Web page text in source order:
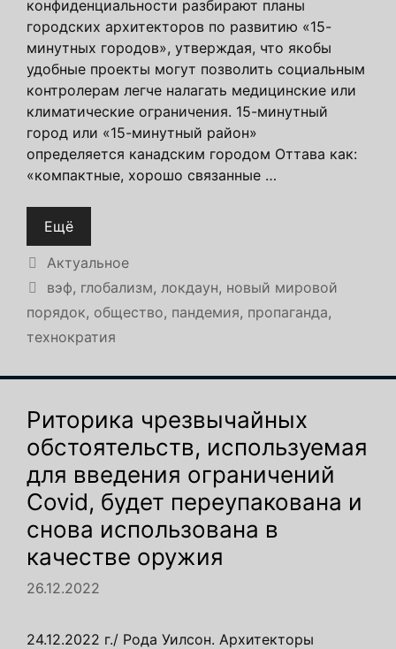
конфиденциальности разбирают планы
городских архитекторов по развитию «15-
минутных городов», утверждая, что якобы
удобные проекты могут позволить социальным
контролерам легче налагать медицинские или
климатические ограничения. 15-минутный
город или «15-минутный район»
определяется канадским городом Оттава как:
«компактные, хорошо связанные …
Ещё
Рубрики
Актуальное
Метки
вэф, глобализм, локдаун, новый мировой
порядок, общество, пандемия, пропаганда,
технократия
Риторика чрезвычайных
обстоятельств, используемая
для введения ограничений
Covid, будет переупакована и
снова использована в
качестве оружия
26.12.2022
24.12.2022 г./ Рода Уилсон. Архитекторы